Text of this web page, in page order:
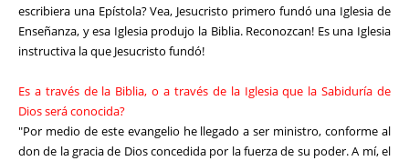
escribiera una Epístola? Vea, Jesucristo primero fundó una Iglesia de
Enseñanza, y esa Iglesia produjo la Biblia. Reconozcan! Es una Iglesia
instructiva la que Jesucristo fundó!
Es a través de la Biblia, o a través de la Iglesia que la Sabiduría de
Dios será conocida?
"Por medio de este evangelio he llegado a ser ministro, conforme al
don de la gracia de Dios concedida por la fuerza de su poder. A mí, el